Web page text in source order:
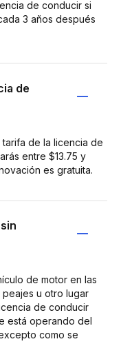
de conducir si
3 años después
de
tarifa de la licencia de
entre $13.75 y
es gratuita.
de motor en las
u otro lugar
de conducir
está operando del
como se